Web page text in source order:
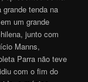
tenda na
um grande
junto com
Manns,
Parra não teve
com o fim do